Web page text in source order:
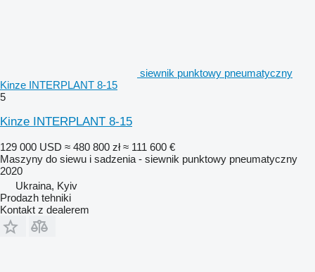
siewnik punktowy pneumatyczny
Kinze INTERPLANT 8-15
5
Kinze INTERPLANT 8-15
129 000 USD ≈ 480 800 zł ≈ 111 600 €
Maszyny do siewu i sadzenia - siewnik punktowy pneumatyczny
2020
Ukraina, Kyiv
Prodazh tehniki
Kontakt z dealerem